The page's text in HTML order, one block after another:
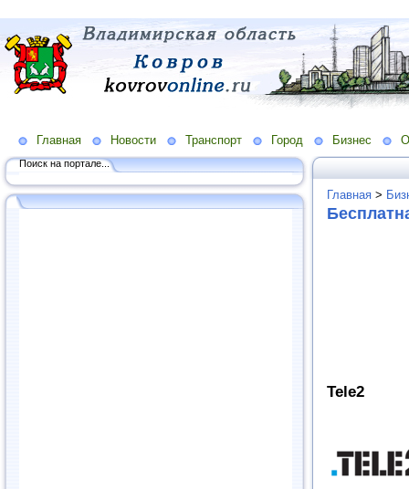
Главная Новости Транспорт Город Бизнес
Поиск на портале...
Главная >
Tele2